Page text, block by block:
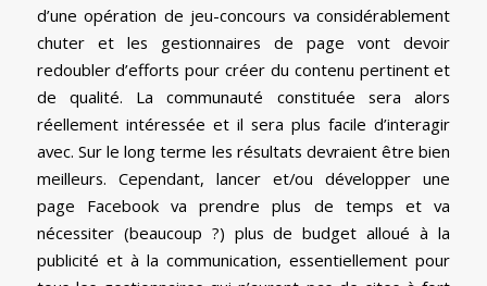
d’une opération de jeu-concours va considérablement
chuter et les gestionnaires de page vont devoir
redoubler d’efforts pour créer du contenu pertinent et
de qualité. La communauté constituée sera alors
réellement intéressée et il sera plus facile d’interagir
avec. Sur le long terme les résultats devraient être bien
meilleurs. Cependant, lancer et/ou développer une
page Facebook va prendre plus de temps et va
nécessiter (beaucoup ?) plus de budget alloué à la
publicité et à la communication, essentiellement pour